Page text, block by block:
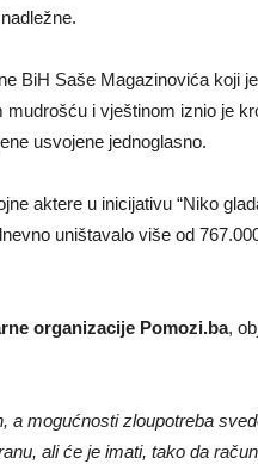
BiH Saše Magazinovića koji
i vještinom iznio je
usvojene jednoglasno.
aktere u inicijativu “Niko
uništavalo više od
organizacije Pomozi.ba,
a mogućnosti zloupotreba
ali će je imati, tako da